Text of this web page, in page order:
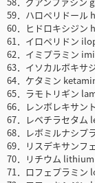
59．ハロペリドー
60．ヒドロキシジ
61．イロペリドン
62．イミプラミン
63．イソカルボキ
64．ケタミン
65．ラモトリギン
66．レンボレキサ
67．レベチラセタ
68．レボミルナシ
69．リスデキサン
70．リチウム
71．ロフェプラミ